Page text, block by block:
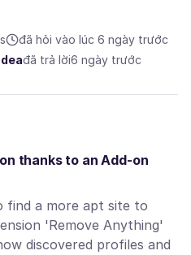
đã hỏi vào lúc 6 ngày trước
đã trả lời6 ngày trước
thanks to an Add-on
find a more apt site to
'Remove Anything'
discovered profiles and